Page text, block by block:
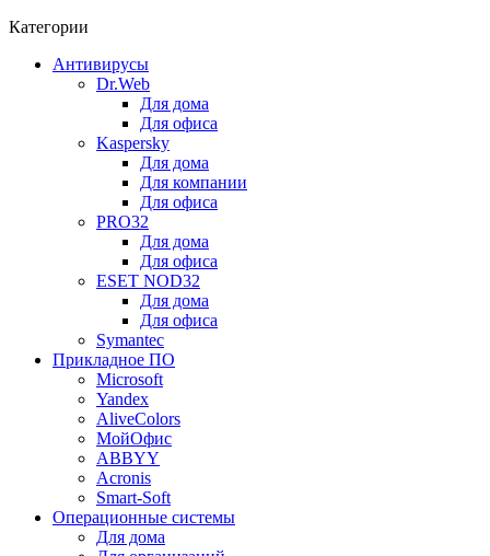
Категории
Антивирусы
Dr.Web
Для дома
Для офиса
Kaspersky
Для дома
Для компании
Для офиса
PRO32
Для дома
Для офиса
ESET NOD32
Для дома
Для офиса
Symantec
Прикладное ПО
Microsoft
Yandex
AliveColors
МойОфис
ABBYY
Acronis
Smart-Soft
Операционные системы
Для дома